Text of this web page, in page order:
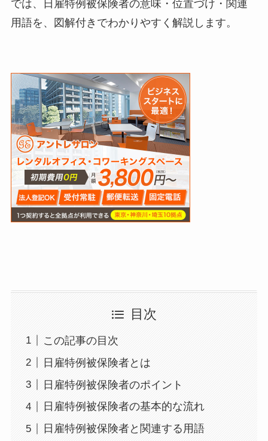
では、日雇特例被保険者の意味・位置づけ・関連
用語を、図解付きでわかりやすく解説します。
目次
この記事の目次
日雇特例被保険者とは
日雇特例被保険者のポイント
日雇特例被保険者の基本的な流れ
日雇特例被保険者と関連する用語